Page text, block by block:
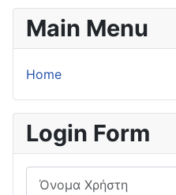
Main Menu
Home
Login Form
Όνομα Χρήστη